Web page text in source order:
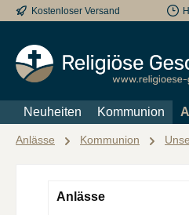
Hauptinhalt springen
Zur Suche springen
Zur Hauptnavigation
Kostenloser Versand
Neuheiten Kommunion
Anlässe Kommunion
Anlässe